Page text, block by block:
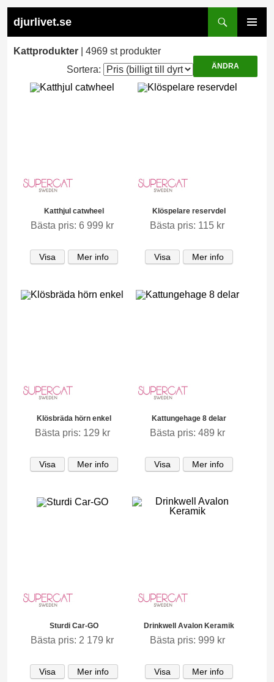
djurlivet.se
CONTENT
Kattprodukter | 4969 st produkter
Sortera:
Katthjul catwheel
Bästa pris: 6 999 kr
Visa Mer info
Klöspelare reservdel
Bästa pris: 115 kr
Visa Mer info
Klösbräda hörn enkel
Bästa pris: 129 kr
Visa Mer info
Kattungehage 8 delar
Bästa pris: 489 kr
Visa Mer info
Sturdi Car-GO
Bästa pris: 2 179 kr
Visa Mer info
Drinkwell Avalon Keramik
Bästa pris: 999 kr
Visa Mer info